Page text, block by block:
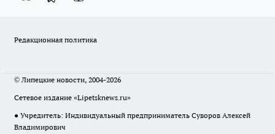
Редакционная политика
© Липецкие новости, 2004-2026
Сетевое издание «Lipetsknews.ru»
● Учредитель: Индивидуальный предприниматель Суворов Алексей
Владимирович